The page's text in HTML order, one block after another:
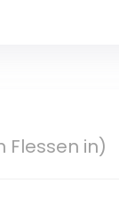
Flessen in)